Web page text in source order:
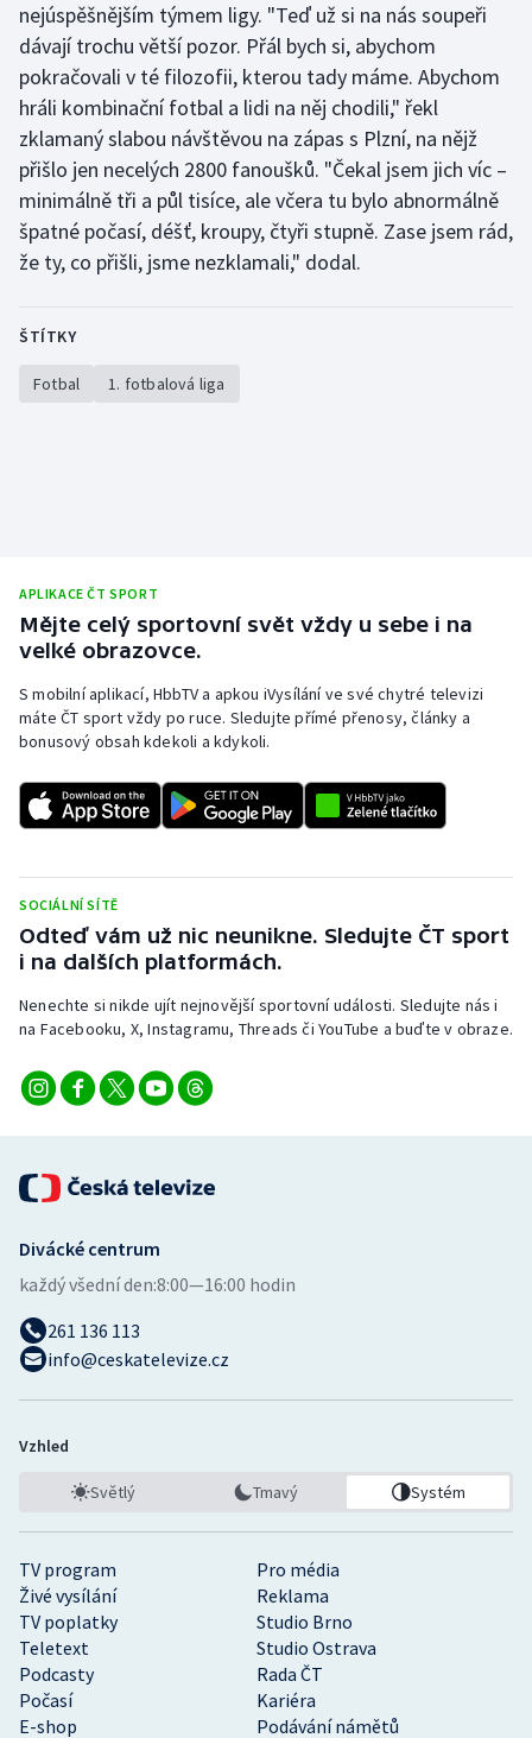
nejúspěšnějším týmem ligy. "Teď už si na nás soupeři
dávají trochu větší pozor. Přál bych si, abychom
pokračovali v té filozofii, kterou tady máme. Abychom
hráli kombinační fotbal a lidi na něj chodili," řekl
zklamaný slabou návštěvou na zápas s Plzní, na nějž
přišlo jen necelých 2800 fanoušků. "Čekal jsem jich víc –
minimálně tři a půl tisíce, ale včera tu bylo abnormálně
špatné počasí, déšť, kroupy, čtyři stupně. Zase jsem rád,
že ty, co přišli, jsme nezklamali," dodal.
ŠTÍTKY
Fotbal 1. fotbalová liga
APLIKACE ČT SPORT
Mějte celý sportovní svět vždy u sebe i na
velké obrazovce.
S mobilní aplikací, HbbTV a apkou iVysílání ve své chytré televizi
máte ČT sport vždy po ruce. Sledujte přímé přenosy, články a
bonusový obsah kdekoli a kdykoli.
SOCIÁLNÍ SÍTĚ
Odteď vám už nic neunikne. Sledujte ČT sport
i na dalších platformách.
Nenechte si nikde ujít nejnovější sportovní události. Sledujte nás i
na Facebooku, X, Instagramu, Threads či YouTube a buďte v obraze.
TV program
Pro média
Živé vysílání
Reklama
TV poplatky
Studio Brno
Teletext
Studio Ostrava
Podcasty
Rada ČT
Počasí
Kariéra
E-shop
Podávání námětů
Divácké centrum
každý všední den:8:00—16:00 hodin
261 136 113
info@ceskatelevize.cz
Vzhled
Světlý Tmavý Systém